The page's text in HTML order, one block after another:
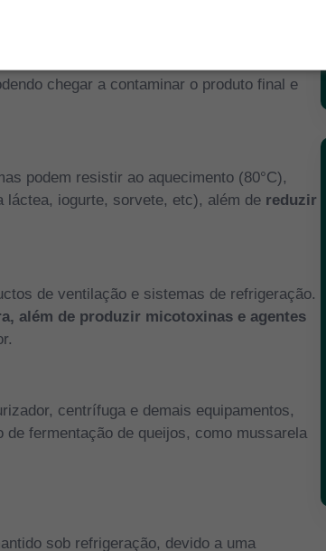
uma vez que forma biofilme. Quando
chegar a contaminar o produto final e
podem resistir ao aquecimento (80°C),
láctea, iogurte, sorvete, etc), além de reduzir a
de ventilação e sistemas de refrigeração.
além de produzir micotoxinas e agentes
centrífuga e demais equipamentos,
fermentação de queijos, como mussarela
sob refrigeração, devido a uma